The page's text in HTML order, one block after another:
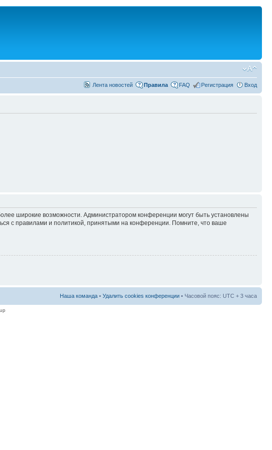
Лента новостей Правила FAQ Регистрация Вход
широкие возможности. Администратором конференции могут быть установлены
с правилами и политикой, принятыми на конференции. Помните, что ваше
Наша команда • Удалить cookies конференции • Часовой пояс: UTC + 3 часа